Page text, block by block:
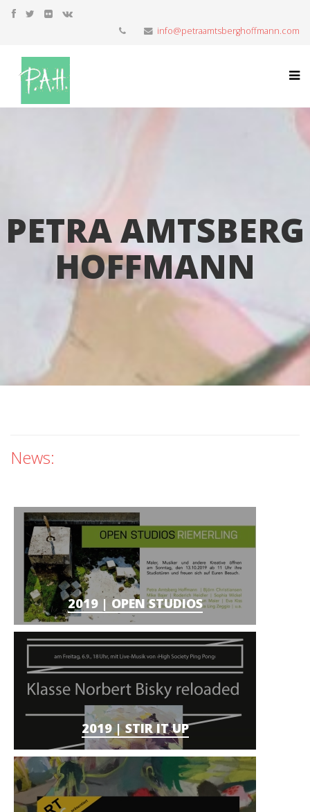
info@petraamtsberghoffmann.com
PETRA AMTSBERG
HOFFMANN
News:
2019 | OPEN STUDIOS
2019 | STIR IT UP